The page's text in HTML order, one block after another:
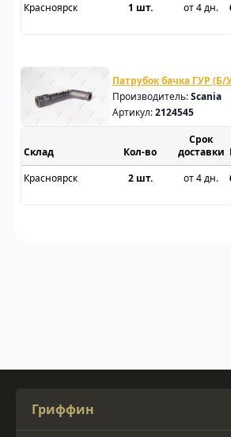
Красноярск
1 шт. от 4 дн.
Патрубок бачка ГУР (Б/
Производитель:Scania
Артикул:2124545
Склад
Срок
доставки
Красноярск
2 шт. от 4 дн.
Гриффин